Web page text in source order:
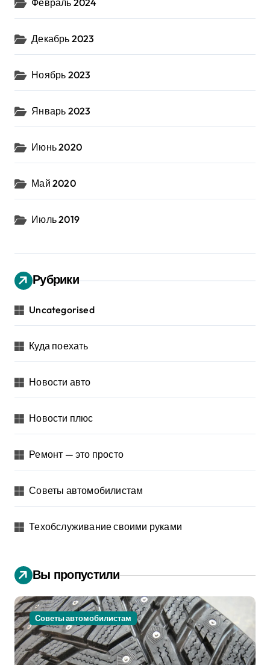
Февраль 2024
Декабрь 2023
Ноябрь 2023
Январь 2023
Июнь 2020
Май 2020
Июль 2019
Рубрики
Uncategorised
Куда поехать
Новости авто
Новости плюс
Ремонт — это просто
Советы автомобилистам
Техобслуживание своими руками
Вы пропустили
Советы автомобилистам